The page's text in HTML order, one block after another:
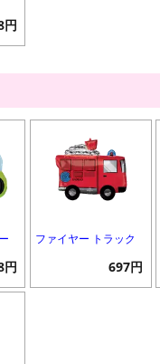
円
円
ファイヤー トラック
697円